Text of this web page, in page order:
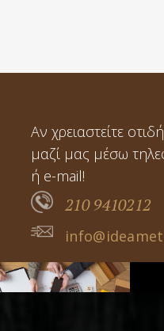
Αν χρειαστείτε
μαζί μας μέσω
ή e-mail!
210 9410212